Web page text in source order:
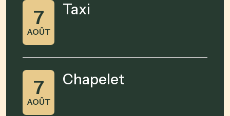
7
AOÛT
Taxi
7
AOÛT
Chapelet